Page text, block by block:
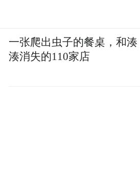
一张爬出虫子的餐桌，和湊
湊消失的110家店